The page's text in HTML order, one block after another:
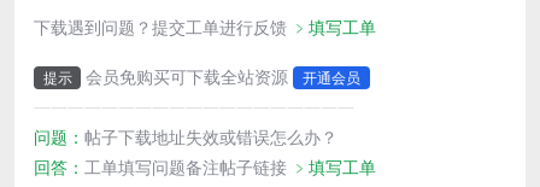
下载遇到问题？提交工单进行反馈 ﹥填写工单
提示 会员免购买可下载全站资源 开通会员
———————————————————
问题： 帖子下载地址失效或错误怎么办？
回答： 工单填写问题备注帖子链接 ﹥填写工单